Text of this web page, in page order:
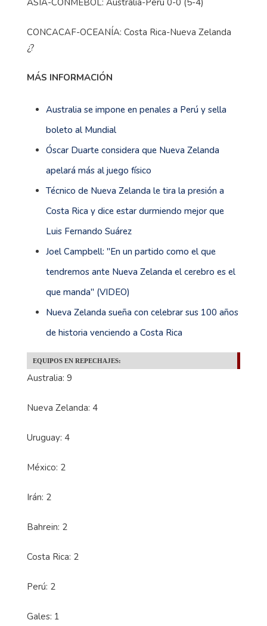
CONCACAF-OCEANÍA: Costa Rica-Nueva Zelanda
¿?
MÁS INFORMACIÓN
Australia se impone en penales a Perú y sella
boleto al Mundial
Óscar Duarte considera que Nueva Zelanda
apelará más al juego físico
Técnico de Nueva Zelanda le tira la presión a
Costa Rica y dice estar durmiendo mejor que
Luis Fernando Suárez
Joel Campbell: ''En un partido como el que
tendremos ante Nueva Zelanda el cerebro es el
que manda'' (VIDEO)
Nueva Zelanda sueña con celebrar sus 100 años
de historia venciendo a Costa Rica
EQUIPOS EN REPECHAJES:
Australia: 9
Nueva Zelanda: 4
Uruguay: 4
México: 2
Irán: 2
Bahrein: 2
Costa Rica: 2
Perú: 2
Gales: 1